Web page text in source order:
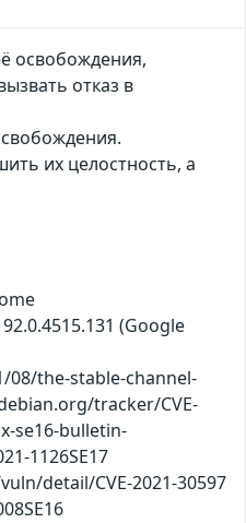
освобождения,
отказ в
их целостность, а
(Google
08/the-stable-channel-
tracker/CVE-
se16-bulletin-
1126SE17
detail/CVE-2021-30597